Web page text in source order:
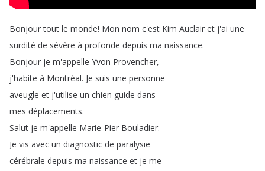
Bonjour tout le monde! Mon nom c'est Kim Auclair et j'ai une
surdité de sévère à profonde depuis ma naissance.
Bonjour je m'appelle Yvon Provencher,
j'habite à Montréal. Je suis une personne
aveugle et j'utilise un chien guide dans
mes déplacements.
Salut je m'appelle Marie-Pier Bouladier.
Je vis avec un diagnostic de paralysie
cérébrale depuis ma naissance et je me